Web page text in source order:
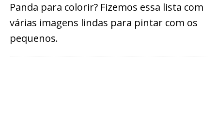
Panda para colorir? Fizemos essa lista com
várias imagens lindas para pintar com os
pequenos.